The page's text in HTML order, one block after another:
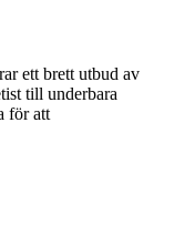
ett brett utbud av
till underbara
för att